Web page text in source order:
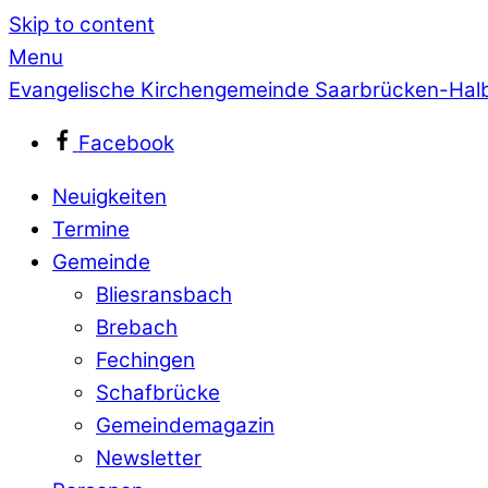
Skip to content
Menu
Evangelische Kirchengemeinde Saarbrücken-
Facebook
Neuigkeiten
Termine
Gemeinde
Bliesransbach
Brebach
Fechingen
Schafbrücke
Gemeindemagazin
Newsletter